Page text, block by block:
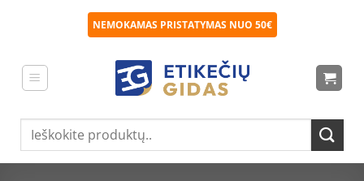
NEMOKAMAS PRISTATYMAS NUO 50€
Ieškoti: